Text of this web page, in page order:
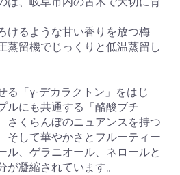
けるような甘い香りを放つ梅
蒸留機でじっくりと低温蒸留し
る「γ-デカラクトン」をはじ
ルにも共通する「酪酸ブチ
さくらんぼのニュアンスを持つ
そして華やかさとフルーティー
ル、ゲラニオール、ネロールと
凝縮されています。